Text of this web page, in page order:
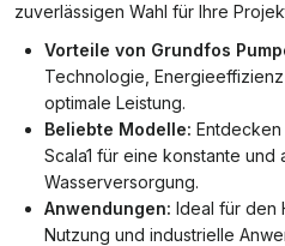
zuverlässigen Wahl für Ihre
Vorteile von Grundfos
Technologie,
optimale Leistung.
Beliebte Modelle: Entdecken
Scala1 für eine konstante und
Wasserversorgung.
Anwendungen: Ideal für den
Nutzung und industrielle